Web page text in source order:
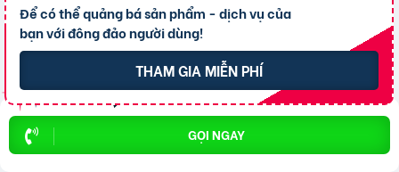
GỌI NGAY
Để có thể quảng bá sản phẩm - dịch vụ của
bạn với đông đảo người dùng!
THAM GIA MIỄN PHÍ
Chào mừng
THÀNH VIÊN MỚI
THAM GIA NGAY